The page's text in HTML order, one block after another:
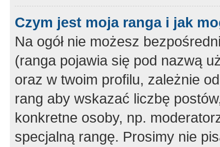
Czym jest moja ranga i jak
Na ogół nie możesz
(ranga pojawia się pod nazwą
oraz w twoim profilu, zależnie
rang aby wskazać liczbę
konkretne osoby, np.
specjalną rangę. Prosimy nie